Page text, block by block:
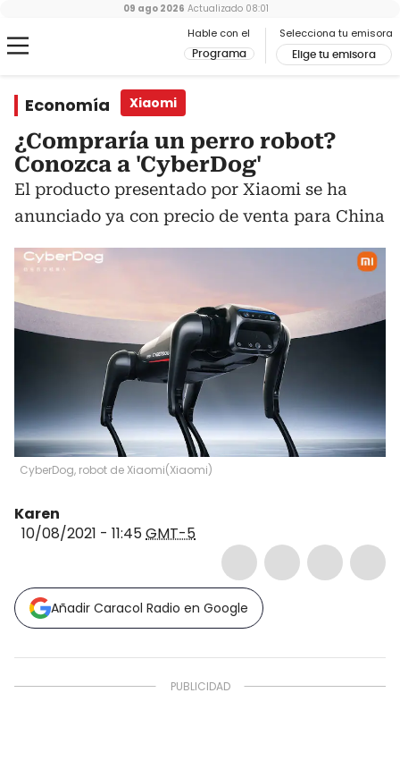
Hable con el
Programa
Selecciona tu emisora
Elige tu emisora
09 ago 2026 Actualizado 08:01
Economía Xiaomi
¿Compraría un perro robot?
Conozca a 'CyberDog'
El producto presentado por Xiaomi se ha
anunciado ya con precio de venta para China
CyberDog, robot de Xiaomi(Xiaomi)
Karen
10/08/2021 - 11:45GMT-5
Añadir Caracol Radio en Google